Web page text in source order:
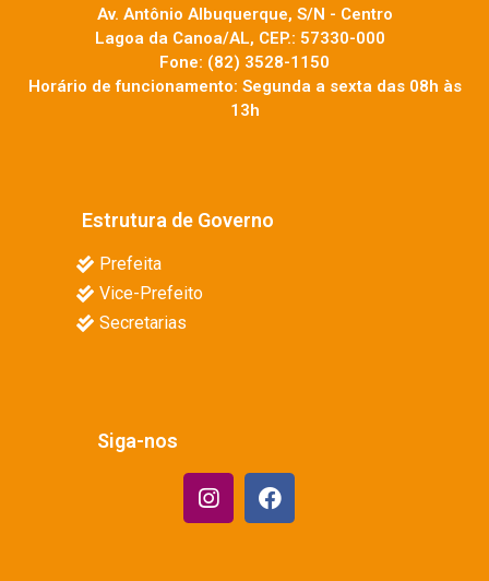
Av. Antônio Albuquerque, S/N - Centro
Lagoa da Canoa/AL, CEP.: 57330-000
Fone: (82) 3528-1150
Horário de funcionamento: Segunda a sexta das 08h às
13h
Estrutura de Governo
Prefeita
Vice-Prefeito
Secretarias
Siga-nos